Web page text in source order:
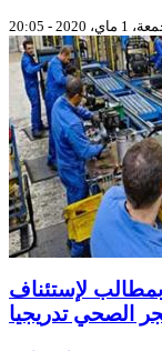
2020 - 20:05
تقدّمت بمطالب لإستئناف
الصحي تدريجيا